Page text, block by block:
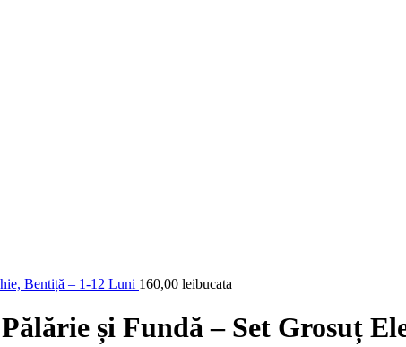
Bentiță – 1-12 Luni 160,00 leibucata
și Fundă – Set Grosuț